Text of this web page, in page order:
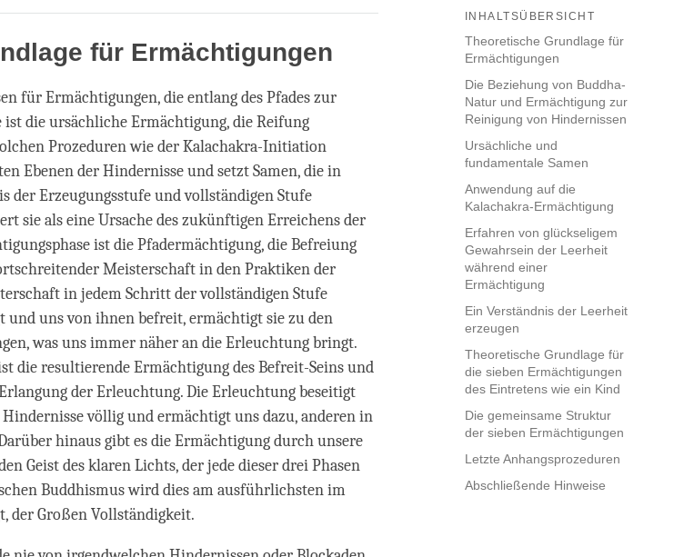
on
facebook
INHALTSÜBERSICHT
Theoretische Grundlage für
Ermächtigungen
Die Beziehung von Buddha-
Natur und Ermächtigung zur
Reinigung von Hindernissen
Ursächliche und
fundamentale Samen
Anwendung auf die
Kalachakra-Ermächtigung
Erfahren von glückseligem
Gewahrsein der Leerheit
während einer
Ermächtigung
Ein Verständnis der Leerheit
erzeugen
Theoretische Grundlage für
die sieben Ermächtigungen
des Eintretens wie ein Kind
Die gemeinsame Struktur
der sieben Ermächtigungen
Letzte Anhangsprozeduren
Abschließende Hinweise
für Ermächtigungen
für Ermächtigungen, die entlang des Pfades zur
die ursächliche Ermächtigung, die Reifung
Prozeduren wie der Kalachakra-Initiation
Ebenen der Hindernisse und setzt Samen, die in
der Erzeugungsstufe und vollständigen Stufe
sie als eine Ursache des zukünftigen Erreichens der
ist die Pfadermächtigung, die Befreiung
Meisterschaft in den Praktiken der
in jedem Schritt der vollständigen Stufe
und uns von ihnen befreit, ermächtigt sie zu den
was uns immer näher an die Erleuchtung bringt.
die resultierende Ermächtigung des Befreit-Seins und
der Erleuchtung. Die Erleuchtung beseitigt
völlig und ermächtigt uns dazu, anderen in
hinaus gibt es die Ermächtigung durch unsere
Geist des klaren Lichts, der jede dieser drei Phasen
Buddhismus wird dies am ausführlichsten im
der Großen Vollständigkeit.